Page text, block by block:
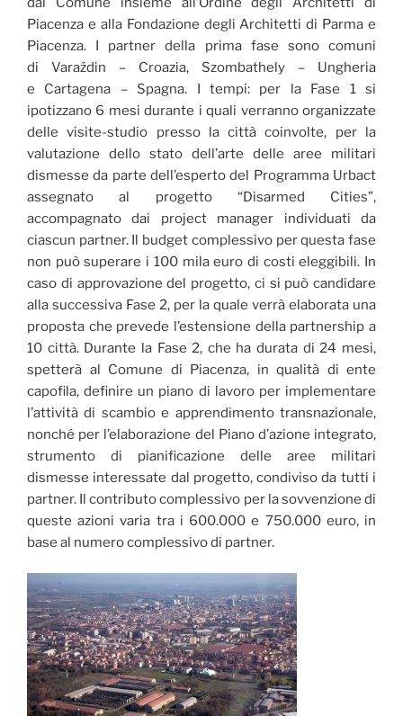
Piacenza e alla Fondazione degli Architetti di Parma e
Piacenza. I partner della prima fase sono comuni
di Varaždin – Croazia, Szombathely – Ungheria
e Cartagena – Spagna. I tempi: per la Fase 1 si
ipotizzano 6 mesi durante i quali verranno organizzate
delle visite-studio presso la città coinvolte, per la
valutazione dello stato dell’arte delle aree militari
dismesse da parte dell’esperto del Programma Urbact
assegnato al progetto “Disarmed Cities”,
accompagnato dai project manager individuati da
ciascun partner. Il budget complessivo per questa fase
non può superare i 100 mila euro di costi eleggibili. In
caso di approvazione del progetto, ci si può candidare
alla successiva Fase 2, per la quale verrà elaborata una
proposta che prevede l’estensione della partnership a
10 città. Durante la Fase 2, che ha durata di 24 mesi,
spetterà al Comune di Piacenza, in qualità di ente
capofila, definire un piano di lavoro per implementare
l’attività di scambio e apprendimento transnazionale,
nonché per l’elaborazione del Piano d’azione integrato,
strumento di pianificazione delle aree militari
dismesse interessate dal progetto, condiviso da tutti i
partner. Il contributo complessivo per la sovvenzione di
queste azioni varia tra i 600.000 e 750.000 euro, in
base al numero complessivo di partner.